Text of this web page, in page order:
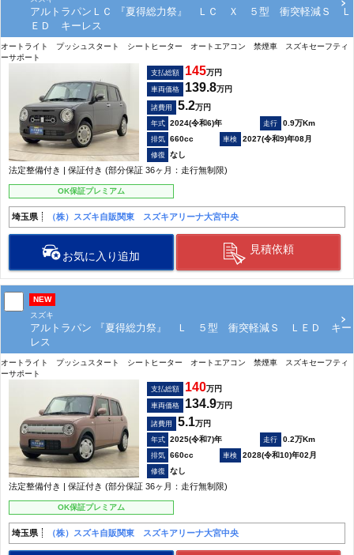
アルトラパンＬＣ 『夏得総力祭』 ＬＣ Ｘ ５型 衝突軽減Ｓ Ｌ
ＥＤ キーレス
オートライト プッシュスタート シートヒーター オートエアコン 禁煙車 スズキセーフティ
ーサポート
支払総額 145万円
車両価格 139.8万円
諸費用 5.2万円
2024(令和6)年
0.9万Km
660cc
2027(令和9)年08月
なし
法定整備付き | 保証付き (部分保証 36ヶ月：走行無制限)
OK保証プレミアム
埼玉県 （株）スズキ自販関東 スズキアリーナ大宮中央
お気に入り追加
見積依頼
NEW
スズキ
アルトラパン 『夏得総力祭』 Ｌ ５型 衝突軽減Ｓ ＬＥＤ キー
レス
オートライト プッシュスタート シートヒーター オートエアコン 禁煙車 スズキセーフティ
ーサポート
支払総額 140万円
車両価格 134.9万円
諸費用 5.1万円
2025(令和7)年
0.2万Km
660cc
2028(令和10)年02月
なし
法定整備付き | 保証付き (部分保証 36ヶ月：走行無制限)
OK保証プレミアム
埼玉県 （株）スズキ自販関東 スズキアリーナ大宮中央